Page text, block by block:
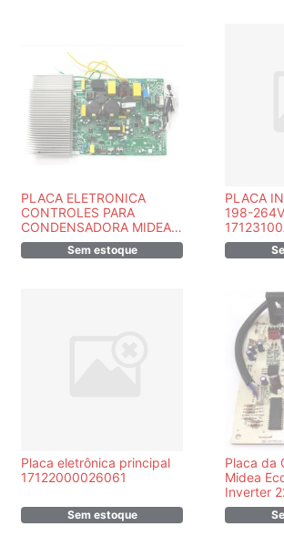
PLACA ELETRONICA
CONTROLES PARA
CONDENSADORA MIDEA /
CARRIER 22.000 BTUS
INVERTER -Sem estoque
PLACA
198-
Placa eletrônica principal
17122000026061
Sem estoque
Placa da
Midea
Inverter
Btus